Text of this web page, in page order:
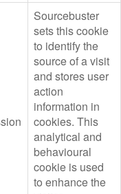
Sourcebuster
sets this cookie
to identify the
source of a visit
and stores user
action
information in
cookies. This
analytical and
behavioural
cookie is used
to enhance the